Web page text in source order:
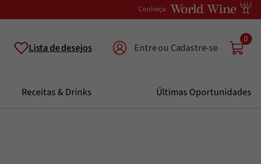
Conheça:
Lista de desejos
0
Receitas & Drinks Últimas Oportunidades